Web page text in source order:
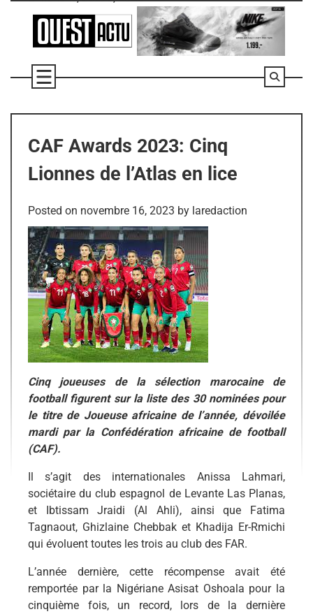
CAF Awards 2023: Cinq
Lionnes de l’Atlas en lice
Posted on novembre 16, 2023 by laredaction
Cinq joueuses de la sélection marocaine de
football figurent sur la liste des 30 nominées pour
le titre de Joueuse africaine de l’année, dévoilée
mardi par la Confédération africaine de football
(CAF).
Il s’agit des internationales Anissa Lahmari,
sociétaire du club espagnol de Levante Las Planas,
et Ibtissam Jraidi (Al Ahli), ainsi que Fatima
Tagnaout, Ghizlaine Chebbak et Khadija Er-Rmichi
qui évoluent toutes les trois au club des FAR.
L’année dernière, cette récompense avait été
remportée par la Nigériane Asisat Oshoala pour la
cinquième fois, un record, lors de la dernière